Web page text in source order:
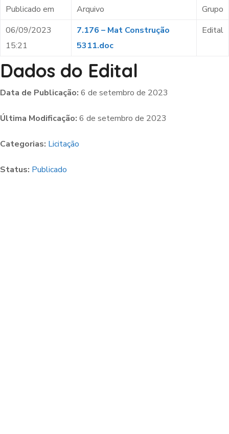
Publicado em Arquivo
Grupo
06/09/2023
15:21
7.176 – Mat Construção
5311.doc
Edital
Dados do Edital
Data de Publicação: 6 de setembro de 2023
Última Modificação: 6 de setembro de 2023
Categorias: Licitação
Status: Publicado